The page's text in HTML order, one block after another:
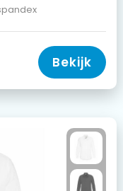
Bekijk